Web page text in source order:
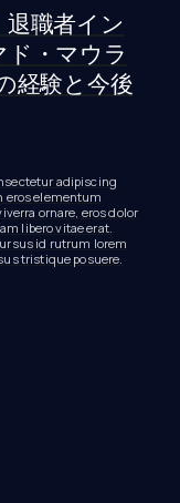
退職者イン
・マウラ
経験と今後
adipiscing
eros elementum
ornare, eros dolor
libero vitae erat.
id rutrum lorem
tristique posuere.